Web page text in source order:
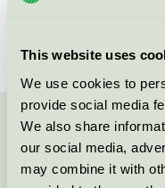
This website uses
We use cookies to
provide social media
We also share
our social media,
may combine it with
Kontakta oss på08-